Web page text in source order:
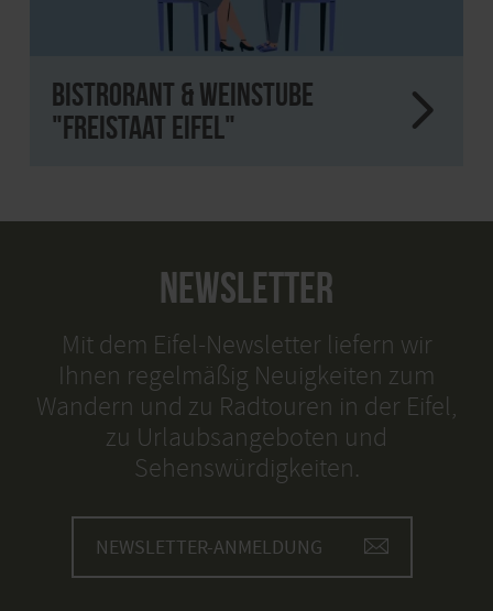
Bistrorant & Weinstube
"Freistaat Eifel"
NEWSLETTER
Mit dem Eifel-Newsletter liefern wir
Ihnen regelmäßig Neuigkeiten zum
Wandern und zu Radtouren in der Eifel,
zu Urlaubsangeboten und
Sehenswürdigkeiten.
NEWSLETTER-ANMELDUNG